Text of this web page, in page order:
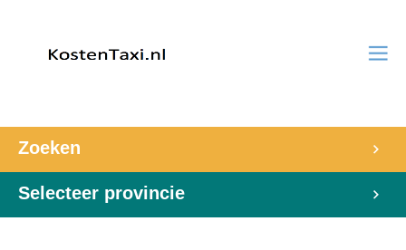
Zoeken
Selecteer provincie